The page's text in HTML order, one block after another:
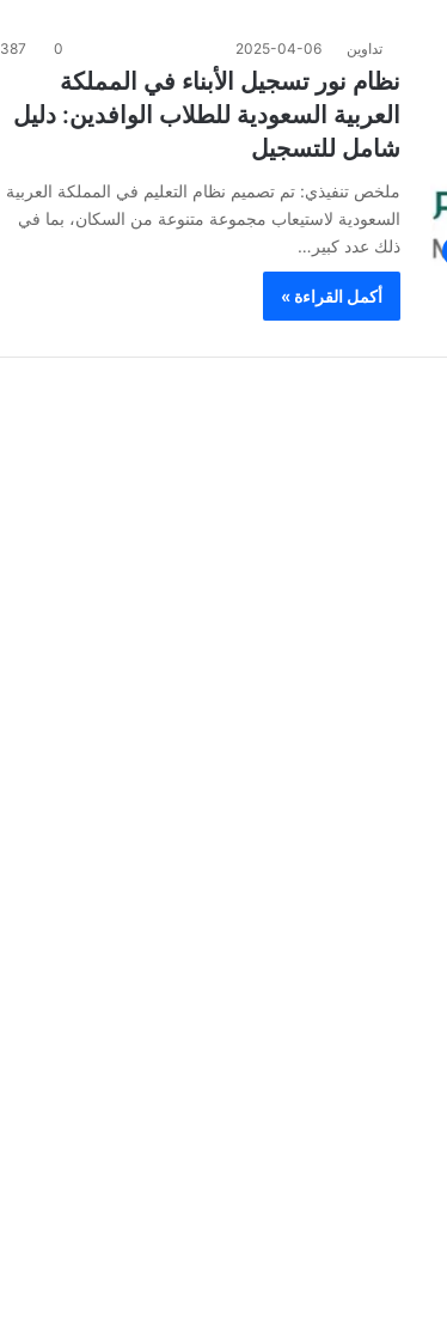
تداوين 2025-04-06
0
387
نظام نور تسجيل الأبناء في المملكة
العربية السعودية للطلاب الوافدين: دليل
شامل للتسجيل
ملخص تنفيذي: تم تصميم نظام التعليم في المملكة العربية
السعودية لاستيعاب مجموعة متنوعة من السكان، بما في
ذلك عدد كبير…
أكمل القراءة »